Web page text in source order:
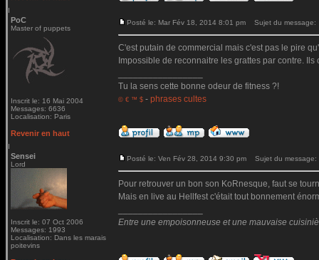
PoC
Master of puppets
Inscrit le: 16 Mai 2004
Messages: 6636
Localisation: Paris
Posté le: Mar Fév 18, 2014 8:01 pm Sujet du message:
C'est putain de commercial mais c'est pas le pire
Impossible de reconnaitre les grattes par contre.
Tu la sens cette bonne odeur de fitness ?!
© € ™ $ - phrases cultes
Revenir en haut
Sensei
Lord
Inscrit le: 07 Oct 2006
Messages: 1993
Localisation: Dans les marais
poitevins
Posté le: Ven Fév 28, 2014 9:30 pm Sujet du message:
Pour retrouver un bon son KoRnesque, faut se
Mais en live au Hellfest c'était tout bonnement
Entre une empoisonneuse et une mauvaise